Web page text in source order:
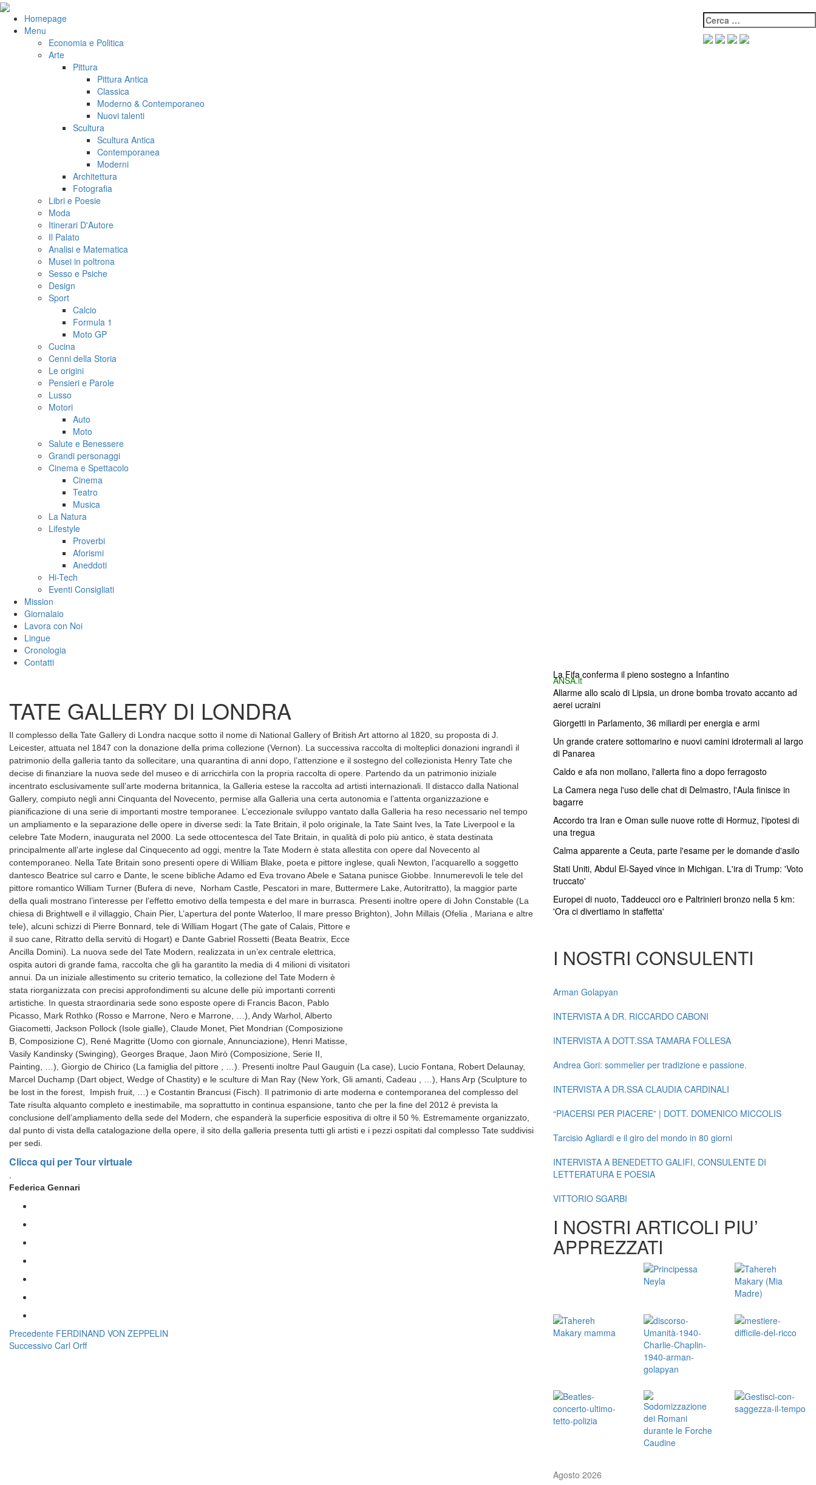
Salta
contenuto
VeniVidiVici Cerca:
Homepage
Menu
Economia e Politica
Arte
Pittura
Pittura Antica
Classica
Moderno & Contemporaneo
Nuovi talenti
Scultura
Scultura Antica
Contemporanea
Moderni
Architettura
Fotografia
Libri e Poesie
Moda
Itinerari D'Autore
Il Palato
Analisi e Matematica
Musei in poltrona
Sesso e Psiche
Design
Sport
Calcio
Formula 1
Moto GP
Cucina
Cenni della Storia
Le origini
Pensieri e Parole
Lusso
Motori
Auto
Moto
Salute e Benessere
Grandi personaggi
Cinema e Spettacolo
Cinema
Teatro
Musica
La Natura
Lifestyle
Proverbi
Aforismi
Aneddoti
Hi-Tech
Eventi Consigliati
Mission
Giornalaio
Lavora con Noi
Lingue
Cronologia
Contatti
TATE GALLERY DI LONDRA
Il complesso della Tate Gallery di Londra nacque sotto il nome di National Gallery of British Art attorno al 1820, su proposta di J.
Leicester, attuata nel 1847 con la donazione della prima collezione (Vernon). La successiva raccolta di molteplici donazioni ingrandì il
patrimonio della galleria tanto da sollecitare, una quarantina di anni dopo, l’attenzione e il sostegno del collezionista Henry Tate che
decise di finanziare la nuova sede del museo e di arricchirla con la propria raccolta di opere. Partendo da un patrimonio iniziale
incentrato esclusivamente sull’arte moderna britannica, la Galleria estese la raccolta ad artisti internazionali. Il distacco dalla National
Gallery, compiuto negli anni Cinquanta del Novecento, permise alla Galleria una certa autonomia e l’attenta organizzazione e
pianificazione di una serie di importanti mostre temporanee. L’eccezionale sviluppo vantato dalla Galleria ha reso necessario nel tempo
un ampliamento e la separazione delle opere in diverse sedi: la Tate Britain, il polo originale, la Tate Saint Ives, la Tate Liverpool e la
celebre Tate Modern, inaugurata nel 2000. La sede ottocentesca del Tate Britain, in qualità di polo più antico, è stata destinata
principalmente all’arte inglese dal Cinquecento ad oggi, mentre la Tate Modern è stata allestita con opere dal Novecento al
contemporaneo. Nella Tate Britain sono presenti opere di William Blake, poeta e pittore inglese, quali Newton, l’acquarello a soggetto
dantesco Beatrice sul carro e Dante, le scene bibliche Adamo ed Eva trovano Abele e Satana punisce Giobbe. Innumerevoli le tele del
pittore romantico William Turner (Bufera di neve, Norham Castle, Pescatori in mare, Buttermere Lake, Autoritratto), la maggior parte
della quali mostrano l’interesse per l’effetto emotivo della tempesta e del mare in burrasca. Presenti inoltre opere di John Constable (La
chiesa di Brightwell e il villaggio, Chain Pier, L’apertura del ponte Waterloo, Il mare presso Brighton), John Millais (Ofelia , Mariana e altre
tele), alcuni schizzi di Pierre Bonnard, tele di William Hogart (The gate of Calais, Pittore e
il suo cane, Ritratto della servitù di Hogart) e Dante Gabriel Rossetti (Beata Beatrix, Ecce
Ancilla Domini). La nuova sede del Tate Modern, realizzata in un’ex centrale elettrica,
ospita autori di grande fama, raccolta che gli ha garantito la media di 4 milioni di visitatori
annui. Da un iniziale allestimento su criterio tematico, la collezione del Tate Modern è
stata riorganizzata con precisi approfondimenti su alcune delle più importanti correnti
artistiche. In questa straordinaria sede sono esposte opere di Francis Bacon, Pablo
Picasso, Mark Rothko (Rosso e Marrone, Nero e Marrone, …), Andy Warhol, Alberto
Giacometti, Jackson Pollock (Isole gialle), Claude Monet, Piet Mondrian (Composizione
B, Composizione C), René Magritte (Uomo con giornale, Annunciazione), Henri Matisse,
Vasily Kandinsky (Swinging), Georges Braque, Jaon Mirò (Composizione, Serie II,
Painting, …), Giorgio de Chirico (La famiglia del pittore , …). Presenti inoltre Paul Gauguin (La case), Lucio Fontana, Robert Delaunay,
Marcel Duchamp (Dart object, Wedge of Chastity) e le sculture di Man Ray (New York, Gli amanti, Cadeau , …), Hans Arp (Sculpture to
be lost in the forest,
Impish fruit, …) e Costantin Brancusi (Fisch). Il patrimonio di arte moderna e contemporanea del complesso del
Tate risulta alquanto completo e inestimabile, ma soprattutto in continua espansione, tanto che per la fine del 2012 è prevista la
conclusione dell’ampliamento della sede del Modern, che espanderà la superficie espositiva di oltre il 50 %. Estremamente organizzato,
dal punto di vista della catalogazione della opere, il sito della galleria presenta tutti gli artisti e i pezzi ospitati dal complesso Tate suddivisi
per sedi.
Clicca qui per Tour virtuale
.
Federica Gennari
Navigazione
articoli
Precedente Articolo
precedente:
FERDINAND VON ZEPPELIN
Successivo Articolo
Carl Orff
ANSA.it
La Fifa conferma il pieno sostegno a Infantino
Allarme allo scalo di Lipsia, un drone bomba trovato accanto ad
aerei ucraini
Giorgetti in Parlamento, 36 miliardi per energia e armi
Un grande cratere sottomarino e nuovi camini idrotermali al largo
di Panarea
Caldo e afa non mollano, l'allerta fino a dopo ferragosto
La Camera nega l'uso delle chat di Delmastro, l'Aula finisce in
bagarre
Accordo tra Iran e Oman sulle nuove rotte di Hormuz, l'ipotesi di
una tregua
Calma apparente a Ceuta, parte l'esame per le domande d'asilo
Stati Uniti, Abdul El-Sayed vince in Michigan. L'ira di Trump: 'Voto
truccato'
Europei di nuoto, Taddeucci oro e Paltrinieri bronzo nella 5 km:
'Ora ci divertiamo in staffetta'
I NOSTRI CONSULENTI
Arman Golapyan
INTERVISTA A DR. RICCARDO CABONI
INTERVISTA A DOTT.SSA TAMARA FOLLESA
Andrea Gori: sommelier per tradizione e passione.
INTERVISTA A DR.SSA CLAUDIA CARDINALI
“PIACERSI PER PIACERE” | DOTT. DOMENICO MICCOLIS
Tarcisio Agliardi e il giro del mondo in 80 giorni
INTERVISTA A BENEDETTO GALIFI, CONSULENTE DI
LETTERATURA E POESIA
VITTORIO SGARBI
I NOSTRI ARTICOLI PIU’
APPREZZATI
Agosto 2026